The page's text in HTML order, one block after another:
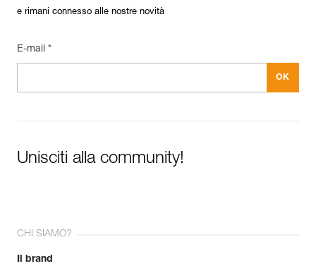
e rimani connesso alle nostre novità
E-mail *
Unisciti alla community!
CHI SIAMO?
Il brand